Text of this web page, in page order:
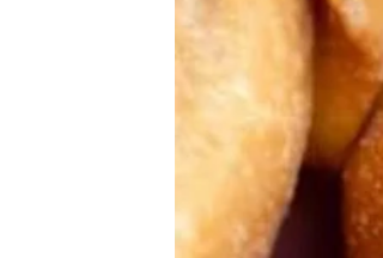
Lavovi su dugo nosili
nepokolebljivi i
Poslednji period doneo
se pitali –
da li se
Odgovor sada dolazi
U narednim danima Lav